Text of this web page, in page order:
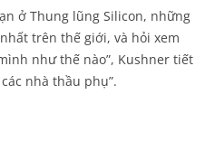
ở Thung lũng Silicon, những
trên thế giới, và hỏi xem
như thế nào”, Kushner tiết
nhà thầu phụ”.